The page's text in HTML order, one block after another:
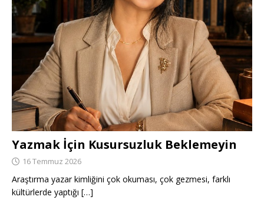
Yazmak İçin Kusursuzluk Beklemeyin
16 Temmuz 2026
Araştırma yazar kimliğini çok okuması, çok gezmesi, farklı
kültürlerde yaptığı […]